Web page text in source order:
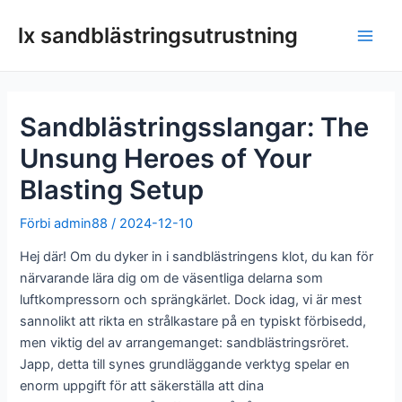
lx sandblästringsutrustning
Sandblästringsslangar: The
Unsung Heroes of Your
Blasting Setup
Förbiadmin88/ 2024-12-10
Hej där! Om du dyker in i sandblästringens klot, du kan för
närvarande lära dig om de väsentliga delarna som
luftkompressorn och sprängkärlet. Dock idag, vi är mest
sannolikt att rikta en strålkastare på en typiskt förbisedd,
men viktig del av arrangemanget: sandblästringsröret.
Japp, detta till synes grundläggande verktyg spelar en
enorm uppgift för att säkerställa att dina